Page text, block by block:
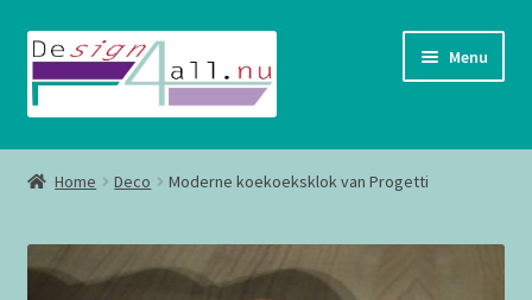
Ga
door
naar
Ga
naar
de
Menu
Shop
Home Deco Moderne koekoeksklok van Progetti